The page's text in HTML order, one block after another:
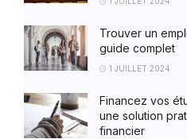
Trouver un
guide complet
1 JUILLET 2024
Financez vos
une solution
financier